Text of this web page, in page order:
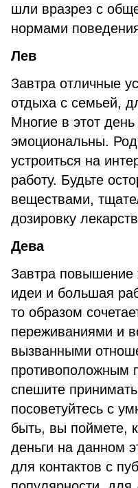
шли вразрез с
нормами
Лев
Завтра отличные
отдыха с семьей,
Многие в этот день
эмоциональны.
устроиться на
работу. Будьте
веществами,
дозировку
Дева
Завтра повышение
идеи и большая
то образом
переживаниями и
вызванными
противоположным
спешите
посоветуйтесь с
быть, вы поймете,
деньги на данном
для контактов с